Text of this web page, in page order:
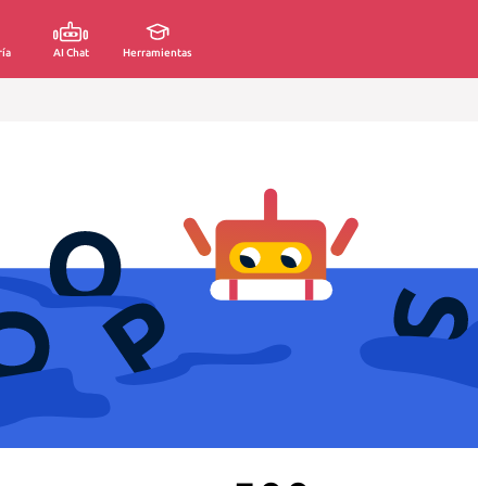
AI Chat Herramientas